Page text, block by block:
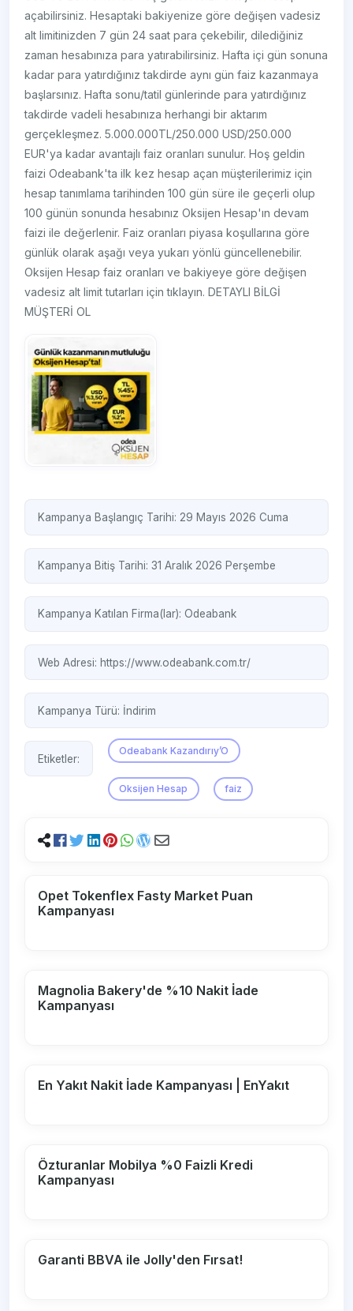
açabilirsiniz. Hesaptaki bakiyenize göre değişen vadesiz
alt limitinizden 7 gün 24 saat para çekebilir, dilediğiniz
zaman hesabınıza para yatırabilirsiniz. Hafta içi gün sonuna
kadar para yatırdığınız takdirde aynı gün faiz kazanmaya
başlarsınız. Hafta sonu/tatil günlerinde para yatırdığınız
takdirde vadeli hesabınıza herhangi bir aktarım
gerçekleşmez. 5.000.000TL/250.000 USD/250.000
EUR'ya kadar avantajlı faiz oranları sunulur. Hoş geldin
faizi Odeabank'ta ilk kez hesap açan müşterilerimiz için
hesap tanımlama tarihinden 100 gün süre ile geçerli olup
100 günün sonunda hesabınız Oksijen Hesap'ın devam
faizi ile değerlenir. Faiz oranları piyasa koşullarına göre
günlük olarak aşağı veya yukarı yönlü güncellenebilir.
Oksijen Hesap faiz oranları ve bakiyeye göre değişen
vadesiz alt limit tutarları için tıklayın. DETAYLI BİLGİ
MÜŞTERİ OL
Kampanya Başlangıç Tarihi: 29 Mayıs 2026 Cuma
Kampanya Bitiş Tarihi: 31 Aralık 2026 Perşembe
Kampanya Katılan Firma(lar):Odeabank
Web Adresi:https://www.odeabank.com.tr/
Kampanya Türü: İndirim
Etiketler:
Odeabank Kazandırıy’O
Oksijen Hesap faiz
Opet Tokenflex Fasty Market Puan
Kampanyası
Magnolia Bakery'de %10 Nakit İade
Kampanyası
En Yakıt Nakit İade Kampanyası | EnYakıt
Özturanlar Mobilya %0 Faizli Kredi
Kampanyası
Garanti BBVA ile Jolly'den Fırsat!